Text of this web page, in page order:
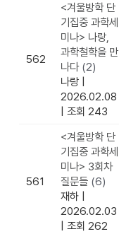
562
<겨울방학 단
기집중 과학세
미나> 나랑,
과학철학을 만
나다 (2)
나랑
2026.02.08
조회 243
561
<겨울방학 단
기집중 과학세
미나> 3회차
질문들 (6)
재하
2026.02.03
조회 262